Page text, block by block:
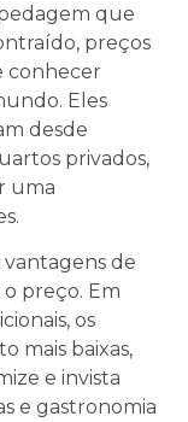
que
preços
conhecer
Eles
desde
privados,
uma
vantagens de
preço. Em
os
mais baixas,
e invista
e gastronomia